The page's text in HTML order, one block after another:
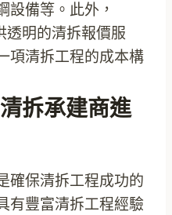
設備等。此外，
明的清拆報價服
項清拆工程的成本構
拆承建商進
確保清拆工程成功的
有豐富清拆工程經驗